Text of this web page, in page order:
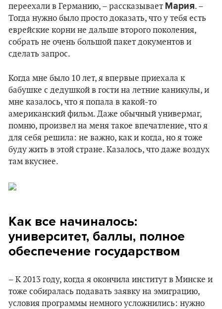
переехали в Германию, – рассказывает Мария. –
Тогда нужно было просто доказать, что у тебя есть
еврейские корни не дальше второго поколения,
собрать не очень большой пакет документов и
сделать запрос.
Когда мне было 10 лет, я впервые приехала к
бабушке с дедушкой в гости на летние каникулы, и
мне казалось, что я попала в какой-то
американский фильм. Даже обычный универмаг,
помню, произвел на меня такое впечатление, что я
для себя решила: не важно, как и когда, но я тоже
буду жить в этой стране. Казалось, что даже воздух
там вкуснее.
Как все начиналось:
университет, баллы, полное
обеспечение государством
– К 2013 году, когда я окончила институт в Минске и
тоже собиралась подавать заявку на эмиграцию,
условия программы немного усложнились: нужно